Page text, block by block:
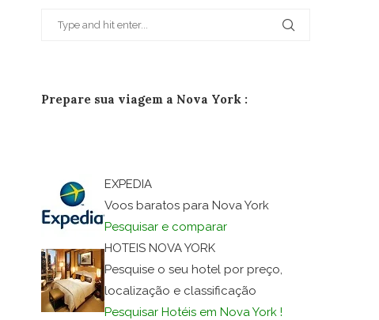
Prepare sua viagem a Nova York :
EXPEDIA
Voos baratos para Nova York
Pesquisar e comparar
HOTEIS NOVA YORK
Pesquise o seu hotel por preço,
localização e classificação
Pesquisar Hotéis em Nova York !